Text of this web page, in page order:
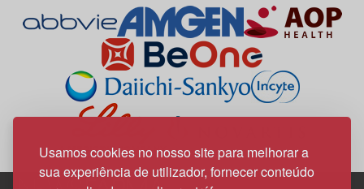
Usamos cookies no nosso site para melhorar a
sua experiência de utilizador, fornecer conteúdo